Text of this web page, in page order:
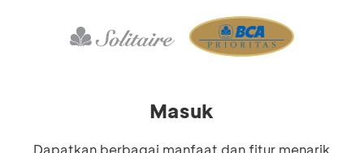
Masuk
Dapatkan berbagai manfaat dan fitur menarik